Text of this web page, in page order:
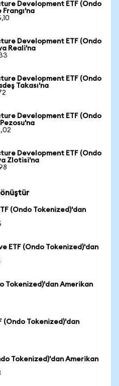
Development ETF (Ondo
Development ETF (Ondo
Reali'na
Development ETF (Ondo
Takası'na
Development ETF (Ondo
Development ETF (Ondo
Zlotisi'na
(Ondo Tokenized)'dan
ETF (Ondo Tokenized)'dan
Tokenized)'dan Amerikan
(Ondo Tokenized)'dan
Tokenized)'dan Amerikan